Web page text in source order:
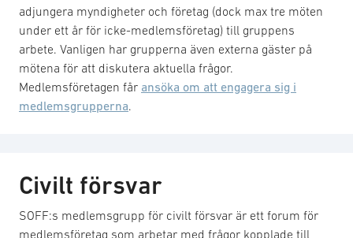
adjungera myndigheter och företag (dock max tre möten
under ett år för icke-medlemsföretag) till gruppens
arbete. Vanligen har grupperna även externa gäster på
mötena för att diskutera aktuella frågor.
Medlemsföretagen får ansöka om att engagera sig i
medlemsgrupperna.
Civilt försvar
SOFF:s medlemsgrupp för civilt försvar är ett forum för
medlemsföretag som arbetar med frågor kopplade till